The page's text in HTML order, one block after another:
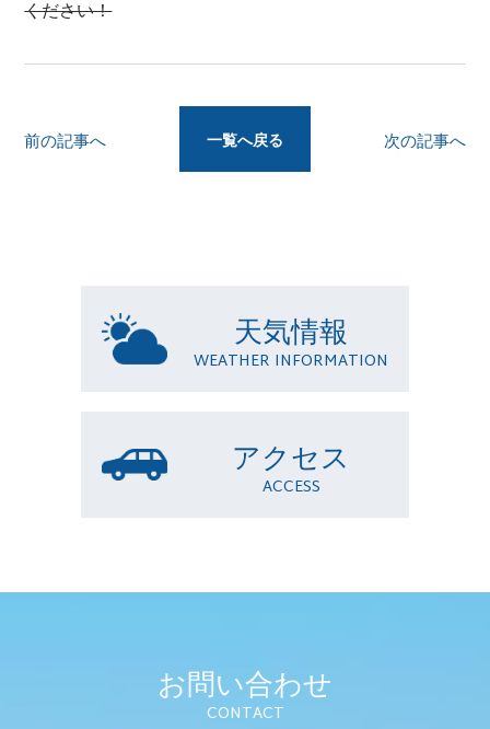
ください！
前の記事へ 一覧へ戻る 次の記事へ
天気情報
WEATHER INFORMATION
アクセス
ACCESS
お問い合わせ
CONTACT